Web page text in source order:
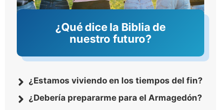
¿Qué dice la Biblia de
nuestro futuro?
¿Estamos viviendo en los tiempos del fin?
¿Debería prepararme para el Armagedón?